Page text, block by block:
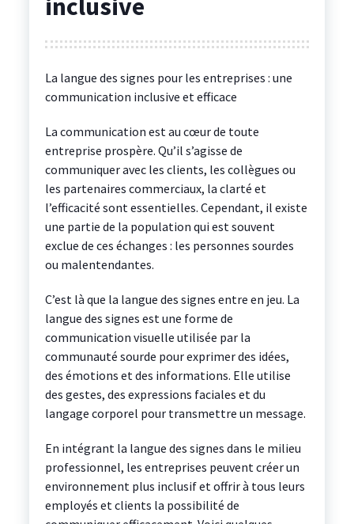
La langue des signes pour les entreprises : une
communication inclusive et efficace
La communication est au cœur de toute
entreprise prospère. Qu’il s’agisse de
communiquer avec les clients, les collègues ou
les partenaires commerciaux, la clarté et
l’efficacité sont essentielles. Cependant, il existe
une partie de la population qui est souvent
exclue de ces échanges : les personnes sourdes
ou malentendantes.
C’est là que la langue des signes entre en jeu. La
langue des signes est une forme de
communication visuelle utilisée par la
communauté sourde pour exprimer des idées,
des émotions et des informations. Elle utilise
des gestes, des expressions faciales et du
langage corporel pour transmettre un message.
En intégrant la langue des signes dans le milieu
professionnel, les entreprises peuvent créer un
environnement plus inclusif et offrir à tous leurs
employés et clients la possibilité de